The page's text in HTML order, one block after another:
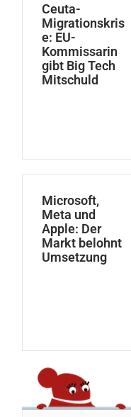
Ceuta-
Migrationskris
e: EU-
Kommissarin
gibt Big Tech
Mitschuld
Microsoft,
Meta und
Apple: Der
Markt belohnt
Umsetzung